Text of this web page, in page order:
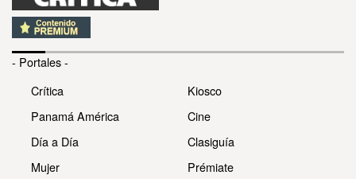
- Portales -
Crítica
Panamá América
Día a Día
Mujer
Kiosco
Cine
Clasiguía
Prémiate